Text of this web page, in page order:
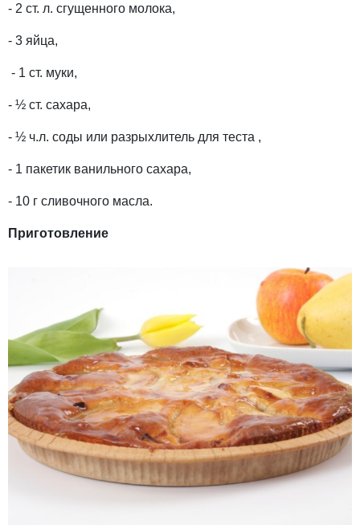
- 2 ст. л. сгущенного молока,
- 3 яйца,
- 1 ст. муки,
- ½ ст. сахара,
- ½ ч.л. соды или разрыхлитель для теста ,
- 1 пакетик ванильного сахара,
- 10 г сливочного масла.
Приготовление